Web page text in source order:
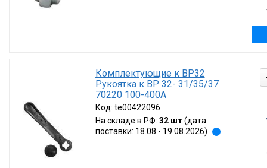
Комплектующие к ВР32
Рукоятка к ВР 32- 31/35/37
70220 100-400А
Код: te00422096
На складе в РФ: 32 шт (дата
поставки: 18.08 - 19.08.2026)
i